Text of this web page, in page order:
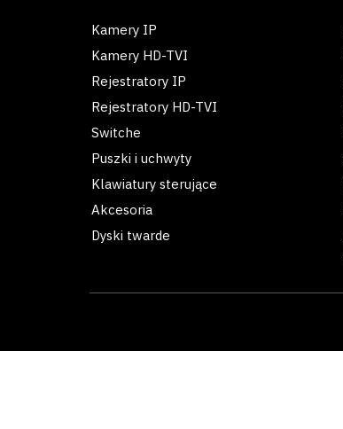
Kamery IP
Kamery HD-TVI
Rejestratory IP
Rejestratory HD-TVI
Switche
Puszki i uchwyty
Klawiatury sterujące
Akcesoria
Dyski twarde